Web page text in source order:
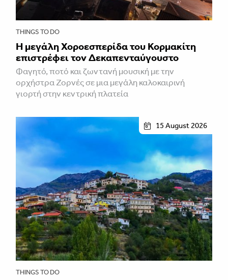
THINGS TO DO
Η μεγάλη Χοροεσπερίδα του Κορμακίτη
επιστρέφει τον Δεκαπενταύγουστο
Φαγητό, ποτό και ζωντανή μουσική με την
ορχήστρα Ζορνές σε μια μεγάλη καλοκαιρινή
γιορτή στην κεντρική πλατεία
15 August 2026
THINGS TO DO